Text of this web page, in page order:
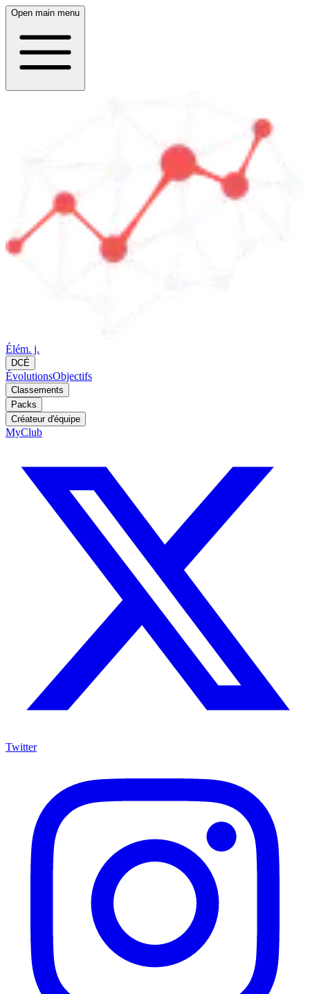
Open main menu
Élém. j.
DCÉ
ÉvolutionsObjectifs
Classements
Packs
Créateur d'équipe
MyClub
Twitter